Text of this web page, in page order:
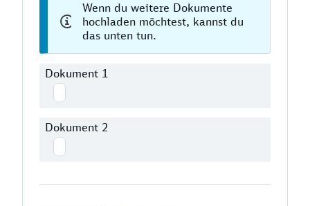
Wenn du weitere Dokumente
hochladen möchtest, kannst du
das unten tun.
Dokument 1
Dokument 2